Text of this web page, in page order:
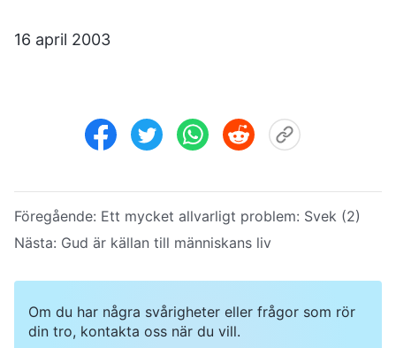
16 april 2003
Föregående: Ett mycket allvarligt problem: Svek (2)
Nästa: Gud är källan till människans liv
Om du har några svårigheter eller frågor som rör
din tro, kontakta oss när du vill.